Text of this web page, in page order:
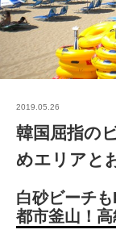
2019.05.26
韓国屈指の
めエリアと
白砂ビーチ
都市釜山！